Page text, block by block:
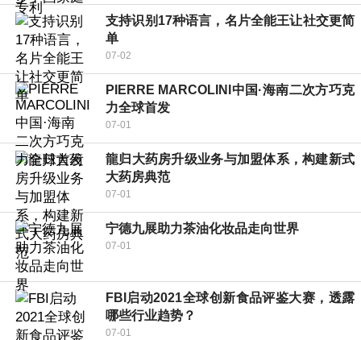
支持识别17种语言，名片全能王让社交更简
单
07-02
PIERRE MARCOLINI中国·海南二次方巧克
力全球首发
07-01
龍归大药房升级业务与加盟体系，构建新式
大药房典范
07-01
宁德九展助力茶油化妆品走向世界
07-01
FBI启动2021全球创新食品评鉴大赛，透露
哪些行业趋势？
07-01